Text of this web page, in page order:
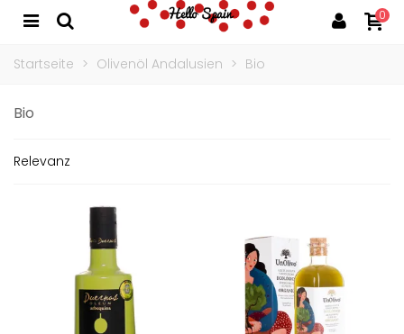
0
Startseite > Olivenöl Andalusien > Bio
Bio
Relevanz